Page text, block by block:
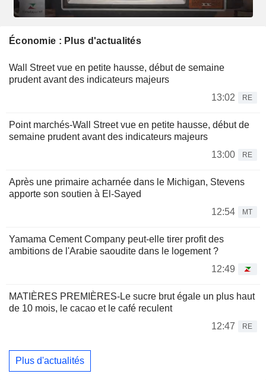
Économie : Plus d'actualités
Wall Street vue en petite hausse, début de semaine
prudent avant des indicateurs majeurs
13:02
RE
Point marchés-Wall Street vue en petite hausse, début de
semaine prudent avant des indicateurs majeurs
13:00
RE
Après une primaire acharnée dans le Michigan, Stevens
apporte son soutien à El-Sayed
12:54
MT
Yamama Cement Company peut-elle tirer profit des
ambitions de l'Arabie saoudite dans le logement ?
12:49
MATIÈRES PREMIÈRES-Le sucre brut égale un plus haut
de 10 mois, le cacao et le café reculent
12:47
RE
Plus d'actualités